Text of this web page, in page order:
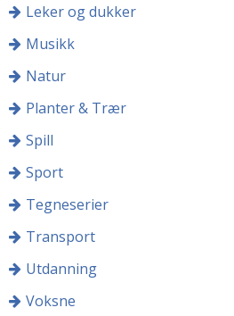
Leker og dukker
Musikk
Natur
Planter & Trær
Spill
Sport
Tegneserier
Transport
Utdanning
Voksne